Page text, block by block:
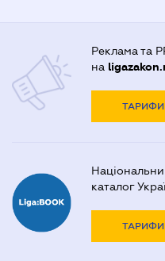
Реклама та
на
ТАРИФИ
каталог
ТАРИФИ